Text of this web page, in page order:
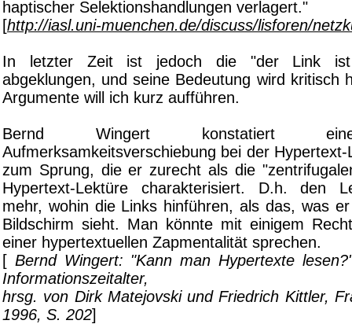
haptischer Selektionshandlungen verlagert."
[http://iasl.uni-muenchen.de/discuss/lisforen/
In letzter Zeit ist jedoch die "der Link ist
abgeklungen, und seine Bedeutung wird kritisch
Argumente will ich kurz aufführen.
Bernd Wingert konstatiert
Aufmerksamkeitsverschiebung bei der
zum Sprung, die er zurecht als die
Hypertext-Lektüre charakterisiert. D.h. den
mehr, wohin die Links hinführen, als das, was
Bildschirm sieht. Man könnte mit einigem
einer hypertextuellen Zapmentalität sprechen.
[ Bernd Wingert: "Kann man Hypertexte
Informationszeitalter,
hrsg. von Dirk Matejovski und Friedrich Kittler,
1996, S. 202]